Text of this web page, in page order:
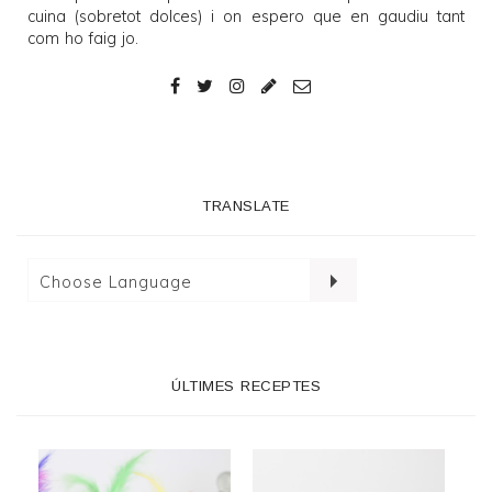
cuina (sobretot dolces) i on espero que en gaudiu tant
com ho faig jo.
TRANSLATE
ÚLTIMES RECEPTES